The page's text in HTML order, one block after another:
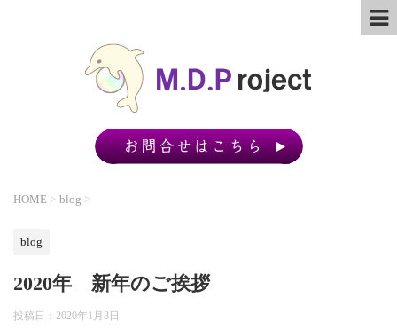
HOME > blog >
blog
2020年 新年のご挨拶
投稿日： 2020年1月8日